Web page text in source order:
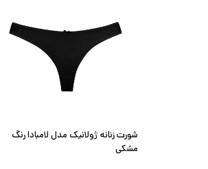
شورت زنانه ژولانیک مدل لامبادا رنگ
مشکی